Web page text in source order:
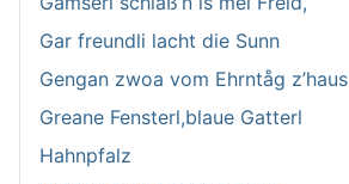
Gar freundli lacht die Sunn
Gengan zwoa vom Ehrntåg z’haus
Greane Fensterl,blaue Gatterl
Hahnpfalz